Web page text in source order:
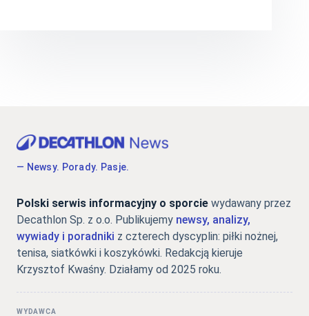
— Newsy. Porady. Pasje.
Polski serwis informacyjny o sporcie wydawany przez
Decathlon Sp. z o.o. Publikujemy newsy, analizy,
wywiady i poradniki z czterech dyscyplin: piłki nożnej,
tenisa, siatkówki i koszykówki. Redakcją kieruje
Krzysztof Kwaśny. Działamy od 2025 roku.
WYDAWCA